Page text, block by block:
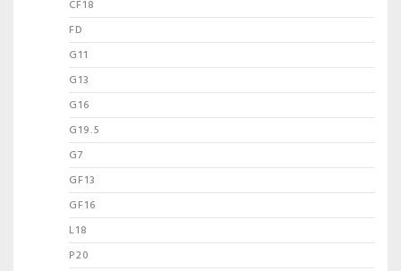
CF18
FD
G11
G13
G16
G19.5
G7
GF13
GF16
L18
P20